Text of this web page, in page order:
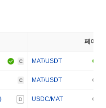
페어
C MAT/USDT
C MAT/USDT
D USDC/MAT